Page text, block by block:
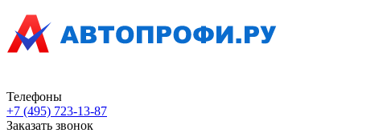
Телефоны
+7 (495) 723-13-87
Заказать звонок